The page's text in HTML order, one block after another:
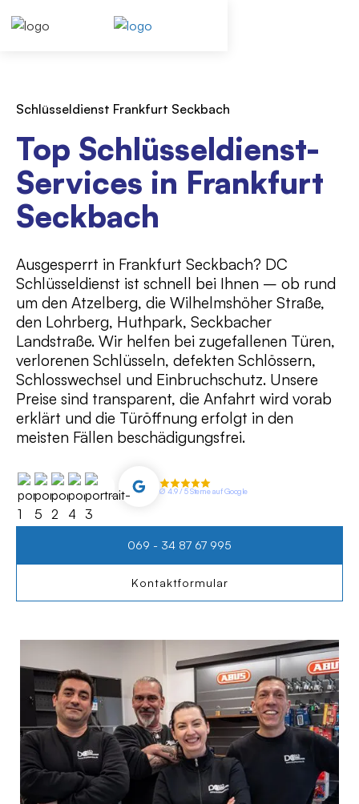
Schlüsseldienst Frankfurt Seckbach
Top Schlüsseldienst-
Services in Frankfurt
Seckbach
Ausgesperrt in Frankfurt Seckbach? DC
Schlüsseldienst ist schnell bei Ihnen – ob rund
um den Atzelberg, die Wilhelmshöher Straße,
den Lohrberg, Huthpark, Seckbacher
Landstraße. Wir helfen bei zugefallenen Türen,
verlorenen Schlüsseln, defekten Schlössern,
Schlosswechsel und Einbruchschutz. Unsere
Preise sind transparent, die Anfahrt wird vorab
erklärt und die Türöffnung erfolgt in den
meisten Fällen beschädigungsfrei.
∅ 4.9 / 5 Sterne auf Google
069 - 34 87 67 995
Kontaktformular